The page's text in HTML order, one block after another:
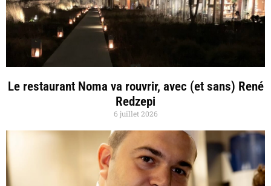
Le restaurant Noma va rouvrir, avec (et sans) René
Redzepi
6 juillet 2026